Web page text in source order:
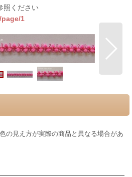
照ください
1
の見え方が実際の商品と異なる場合があ